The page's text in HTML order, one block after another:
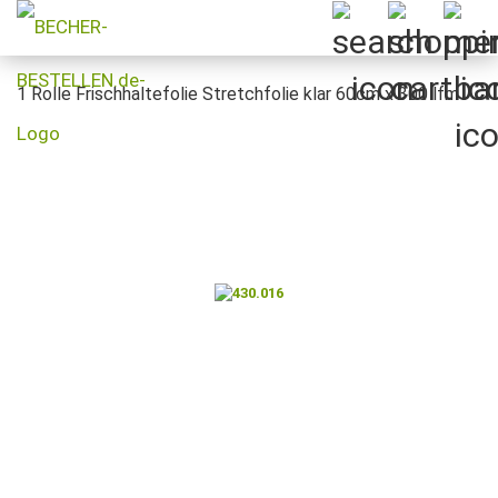
1 Rolle Frischhaltefolie Stretchfolie klar 60cm x 300 lfm